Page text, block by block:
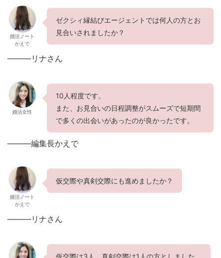
婚活ノート
かえで
ゼクシィ縁結びエージェントでは何人の方とお
見合いされましたか？
———リナさん
婚活女性
10人程度です。
また、お見合いの日程調整がスムーズで短期間
で多くの出会いがあったのが良かったです。
———編集長かえで
婚活ノート
かえで
仮交際や真剣交際にも進めましたか？
———リナさん
仮交際は3人、真剣交際は1人の方としました。